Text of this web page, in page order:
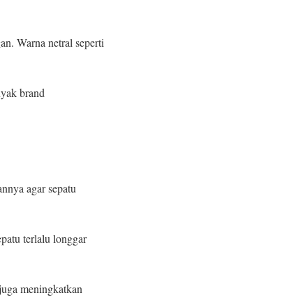
Warna netral seperti
brand
agar sepatu
terlalu longgar
meningkatkan